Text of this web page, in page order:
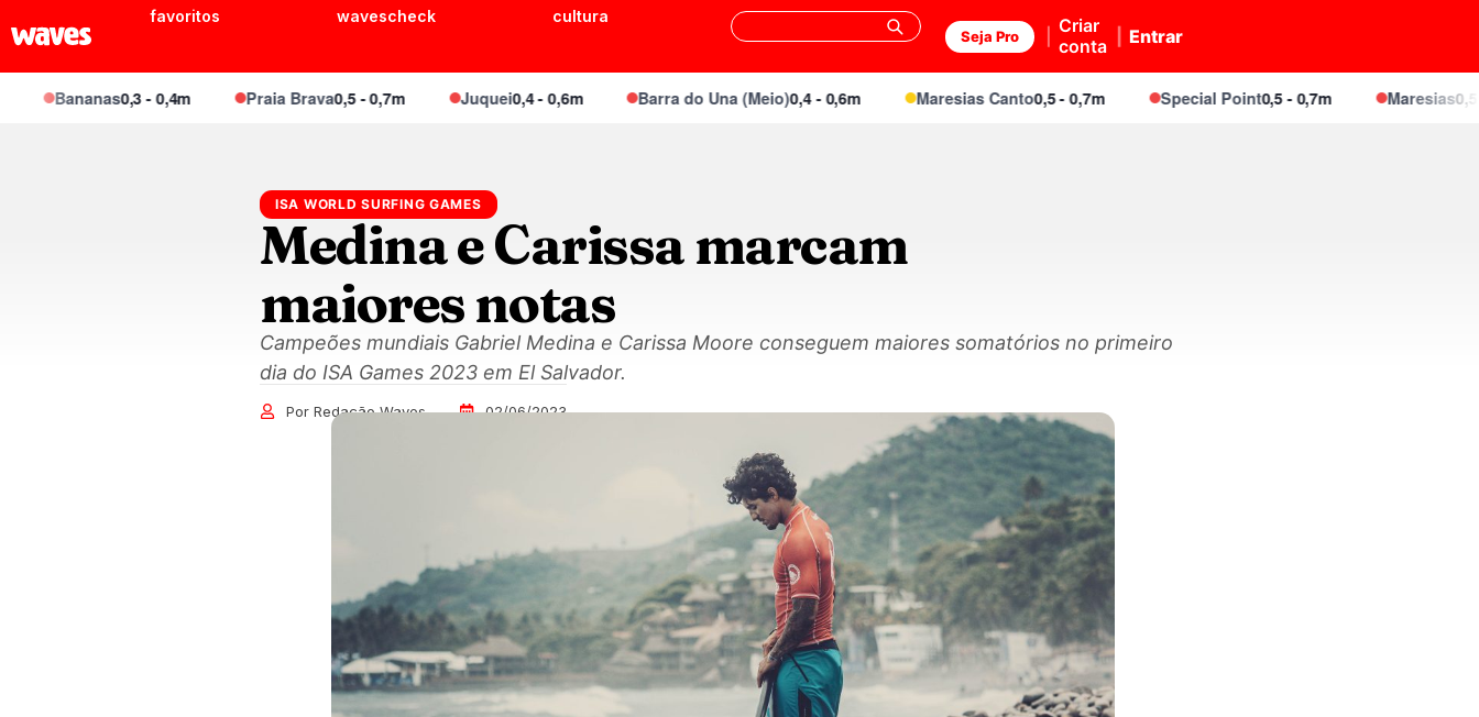
favoritos wavescheck cultura
Seja Pro
Criar
conta
Entrar
Bananas0,3 - 0,4m Praia Brava0,5 - 0,7m Juquei0,4 - 0,6m Barra do Una (Meio)0,4 - 0,6m Maresias Canto0,5 - 0,7m Special Point0,5 - 0,7m Maresias0,5 - 0,7m
ISA WORLD SURFING GAMES
Medina e Carissa marcam
maiores notas
Campeões mundiais Gabriel Medina e Carissa Moore conseguem maiores somatórios no primeiro
dia do ISA Games 2023 em El Salvador.
Por Redação Waves 02/06/2023